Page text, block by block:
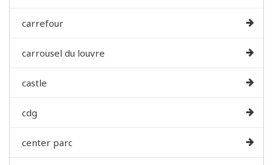
carrefour
carrousel du louvre
castle
cdg
center parc